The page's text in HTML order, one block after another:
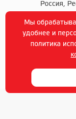
Россия,
Мы
удобнее и
политика